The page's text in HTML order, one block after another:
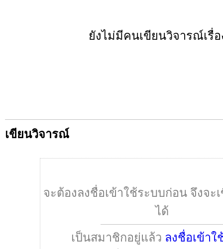
ยังไม่มีคนเขียนวิจารณ์เรื่
เขียนวิจารณ์
จะต้องลงชื่อเข้าใช้ระบบก่อน จึงจะ
ได้
เป็นสมาชิกอยู่แล้ว ลงชื่อเข้าใ